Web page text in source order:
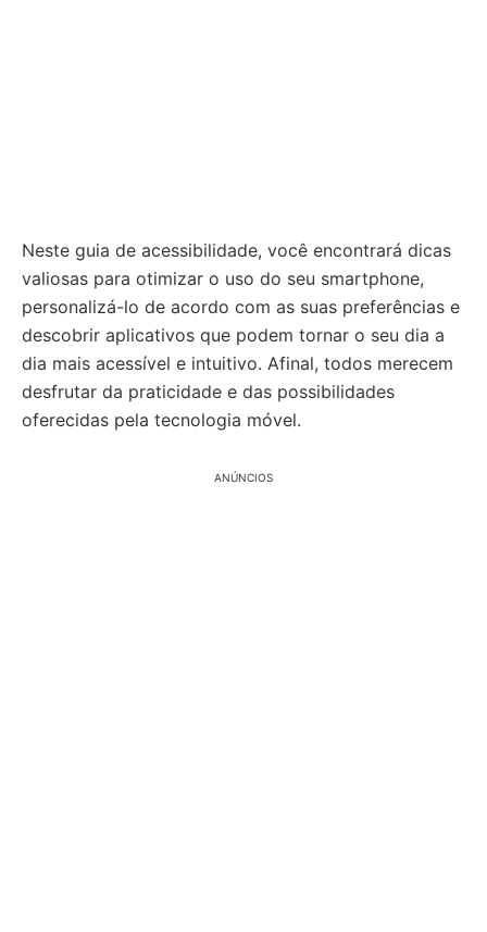
Neste guia de acessibilidade, você encontrará dicas
valiosas para otimizar o uso do seu smartphone,
personalizá-lo de acordo com as suas preferências e
descobrir aplicativos que podem tornar o seu dia a
dia mais acessível e intuitivo. Afinal, todos merecem
desfrutar da praticidade e das possibilidades
oferecidas pela tecnologia móvel.
ANÚNCIOS